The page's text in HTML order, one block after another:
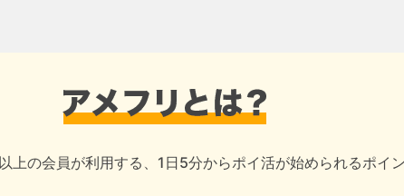
上の会員が利用する、1日5分からポイ活が始められるポイ